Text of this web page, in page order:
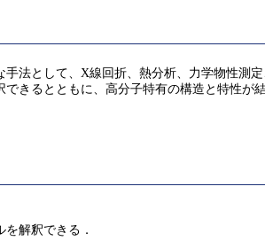
法として、X線回折、熱分析、力学物性測
きるとともに、高分子特有の構造と特性が
解釈できる．